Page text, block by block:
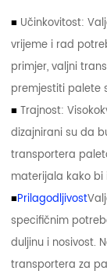
■ Učinkovitost:
vrijeme i rad
primjer, valjni
premjestiti palete
■ Trajnost:
dizajnirani su da
transportera
materijala kako bi
■Prilagodljivost
specifičnim
duljinu i nosivost.
transportera za